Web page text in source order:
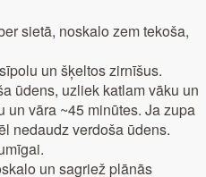
sietā, noskalo zem tekoša,
un šķeltos zirnīšus.
ūdens, uzliek katlam vāku un
un vāra ~45 minūtes. Ja zupa
nedaudz verdoša ūdens.
un sagriež plānās